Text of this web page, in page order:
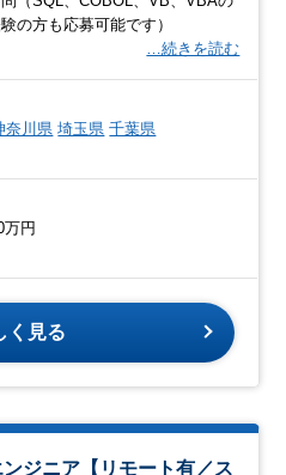
の方も応募可能です）
…続きを読む
奈川県 埼玉県 千葉県
万円
く見る
ジニア【リモート有／ス